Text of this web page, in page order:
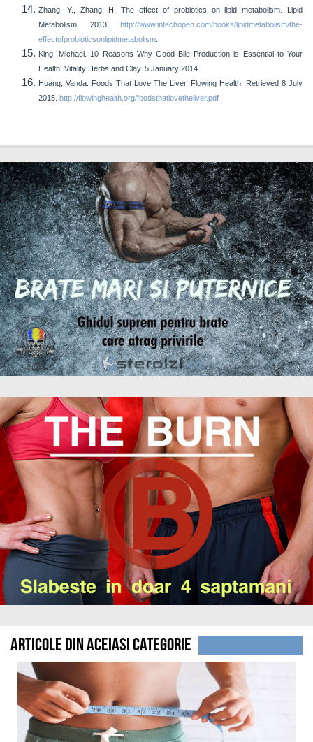
Zhang, Y., Zhang, H. The effect of probiotics on lipid metabolism. Lipid
Metabolism. 2013. http://www.intechopen.com/books/lipid­metabolism/the­
effect­of­probiotics­on­lipid­metabolism
King, Michael. 10 Reasons Why Good Bile Production is Essential to Your
Health. Vitality Herbs and Clay. 5 January 2014.
Huang, Vanda. Foods That Love The Liver. Flowing Health. Retrieved 8 July
2015. http://flowinghealth.org/foodsthatlovetheliver.pdf
Articole din aceiasi categorie